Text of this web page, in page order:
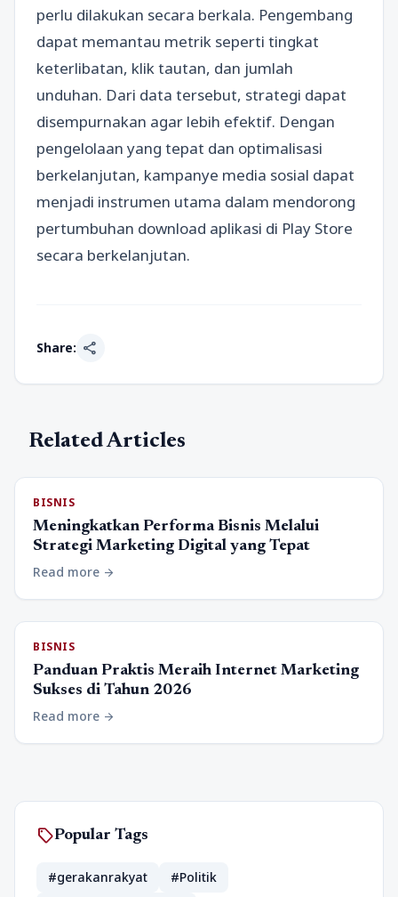
perlu dilakukan secara berkala. Pengembang
dapat memantau metrik seperti tingkat
keterlibatan, klik tautan, dan jumlah
unduhan. Dari data tersebut, strategi dapat
disempurnakan agar lebih efektif. Dengan
pengelolaan yang tepat dan optimalisasi
berkelanjutan, kampanye media sosial dapat
menjadi instrumen utama dalam mendorong
pertumbuhan download aplikasi di Play Store
secara berkelanjutan.
Share: share
Related Articles
BISNIS
Meningkatkan Performa Bisnis Melalui
Strategi Marketing Digital yang Tepat
Read more arrow_forward
BISNIS
Panduan Praktis Meraih Internet Marketing
Sukses di Tahun 2026
Read more arrow_forward
sellPopular Tags
#gerakanrakyat
#Politik